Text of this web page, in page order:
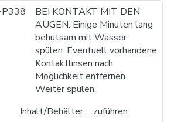
BEI KONTAKT MIT DEN
AUGEN: Einige Minuten lang
behutsam mit Wasser
spülen. Eventuell vorhandene
Kontaktlinsen nach
Möglichkeit entfernen.
Weiter spülen.
Inhalt/Behälter ... zuführen.